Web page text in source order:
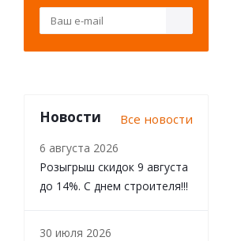
Новости Все новости
6 августа 2026
Розыгрыш скидок 9 августа
до 14%. С днем строителя!!!
30 июля 2026